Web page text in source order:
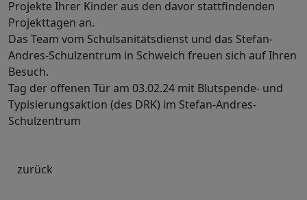
Projekte Ihrer Kinder aus den davor stattfindenden
Projekttagen an.
Das Team vom Schulsanitätsdienst und das Stefan-
Andres-Schulzentrum in Schweich freuen sich auf Ihren
Besuch.
Tag der offenen Tür am 03.02.24 mit Blutspende- und
Typisierungsaktion (des DRK) im Stefan-Andres-
Schulzentrum
zurück